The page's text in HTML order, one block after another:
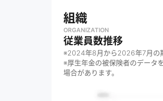
・コールセンター業界
・広告運用業界
・人材紹介業界
・医療福祉業界
・不動産業界
組織
ORGANIZATION
従業員数推移
※2024年8月から2026年7月の
※厚生年金の被保険者のデータ
場合があります。